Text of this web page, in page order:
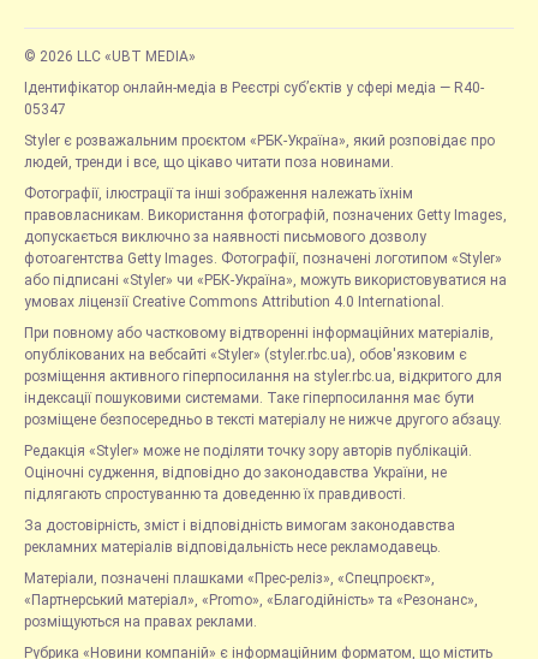
© 2026 LLC «UBT MEDIA»
Ідентифікатор онлайн-медіа в Реєстрі суб’єктів у сфері медіа — R40-
05347
Styler є розважальним проєктом «РБК-Україна», який розповідає про
людей, тренди і все, що цікаво читати поза новинами.
Фотографії, ілюстрації та інші зображення належать їхнім
правовласникам. Використання фотографій, позначених Getty Images,
допускається виключно за наявності письмового дозволу
фотоагентства Getty Images. Фотографії, позначені логотипом «Styler»
або підписані «Styler» чи «РБК-Україна», можуть використовуватися на
умовах ліцензії Creative Commons Attribution 4.0 International.
При повному або частковому відтворенні інформаційних матеріалів,
опублікованих на вебсайті «Styler» (styler.rbc.ua), обов'язковим є
розміщення активного гіперпосилання на styler.rbc.ua, відкритого для
індексації пошуковими системами. Таке гіперпосилання має бути
розміщене безпосередньо в тексті матеріалу не нижче другого абзацу.
Редакція «Styler» може не поділяти точку зору авторів публікацій.
Оціночні судження, відповідно до законодавства України, не
підлягають спростуванню та доведенню їх правдивості.
За достовірність, зміст і відповідність вимогам законодавства
рекламних матеріалів відповідальність несе рекламодавець.
Матеріали, позначені плашками «Прес-реліз», «Спецпроєкт»,
«Партнерський матеріал», «Promo», «Благодійність» та «Резонанс»,
розміщуються на правах реклами.
Рубрика «Новини компаній» є інформаційним форматом, що містить